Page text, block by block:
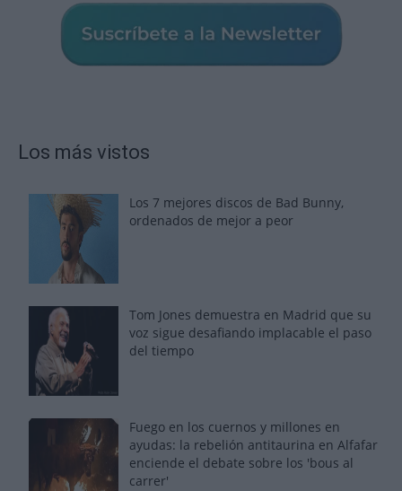
Los más vistos
Los 7 mejores discos de Bad Bunny,
ordenados de mejor a peor
Tom Jones demuestra en Madrid que su
voz sigue desafiando implacable el paso
del tiempo
Fuego en los cuernos y millones en
ayudas: la rebelión antitaurina en Alfafar
enciende el debate sobre los 'bous al
carrer'